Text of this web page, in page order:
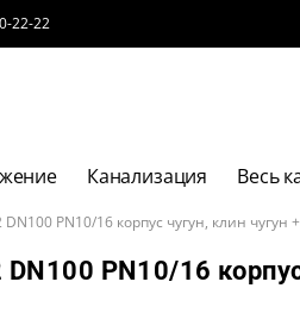
22-22
Канализация Весь
PN10/16 корпус чугун, клин чугун
PN10/16 корпус